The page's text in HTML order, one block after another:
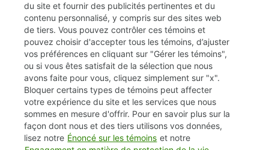
TELUS.com
Vie privée / Cookies (témoins)
Accessibilité
du site et fournir des publicités pertinentes et du
contenu personnalisé, y compris sur des sites web
de tiers. Vous pouvez contrôler ces témoins et
pouvez choisir d'accepter tous les témoins, d’ajuster
vos préférences en cliquant sur "Gérer les témoins",
ou si vous êtes satisfait de la sélection que nous
avons faite pour vous, cliquez simplement sur "x".
Bloquer certains types de témoins peut affecter
votre expérience du site et les services que nous
sommes en mesure d'offrir. Pour en savoir plus sur la
façon dont nous et des tiers utilisons vos données,
lisez notre Énoncé sur les témoins et notre